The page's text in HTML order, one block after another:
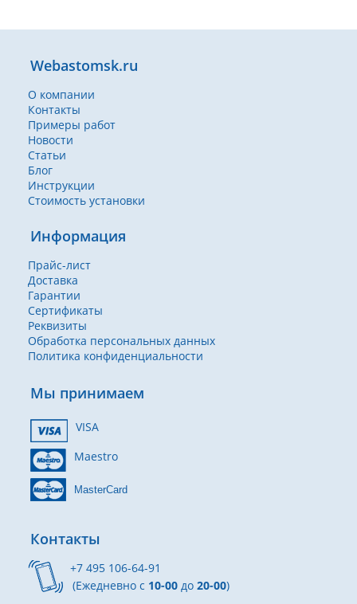
Webastomsk.ru
О компании
Контакты
Примеры работ
Новости
Статьи
Блог
Инструкции
Стоимость установки
Информация
Прайс-лист
Доставка
Гарантии
Сертификаты
Реквизиты
Обработка персональных данных
Политика конфиденциальности
Мы принимаем
VISA
Maestro
MasterCard
Контакты
+7 495 106-64-91
(Ежедневно с 10-00 до 20-00)